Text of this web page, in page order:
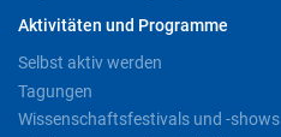
Aktivitäten und Programme
Selbst aktiv werden
Tagungen
Wissenschaftsfestivals und -shows